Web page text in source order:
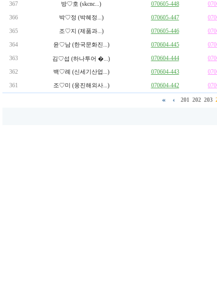
367
방♡호 (skcnc...) 070605-448
366
박♡정 (박혜정...) 070605-447
365
조♡지 (제품과...) 070605-446
364
윤♡남 (한국문화진...) 070604-445
363
김♡섭 (하나투어 �...) 070604-444
362
백♡례 (신세기산업...) 070604-443
361
조♡미 (웅진해외사...) 070604-442
201 202 203